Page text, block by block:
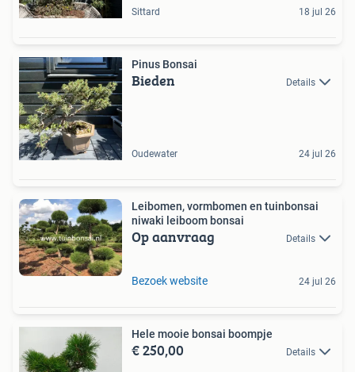
Sittard 18 jul 26
Pinus Bonsai
Bieden Details
Oudewater 24 jul 26
Leibomen, vormbomen en tuinbonsai
niwaki leiboom bonsai
Op aanvraag Details
Bezoek website 24 jul 26
Hele mooie bonsai boompje
€ 250,00 Details